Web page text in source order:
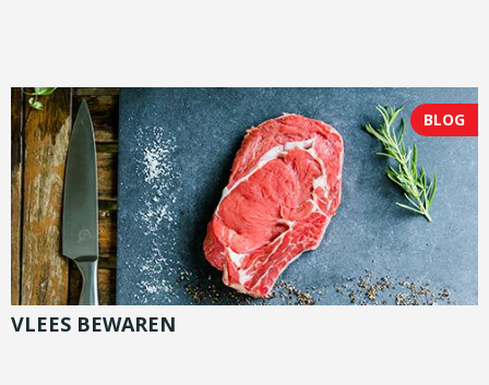
BLOG
VLEES BEWAREN